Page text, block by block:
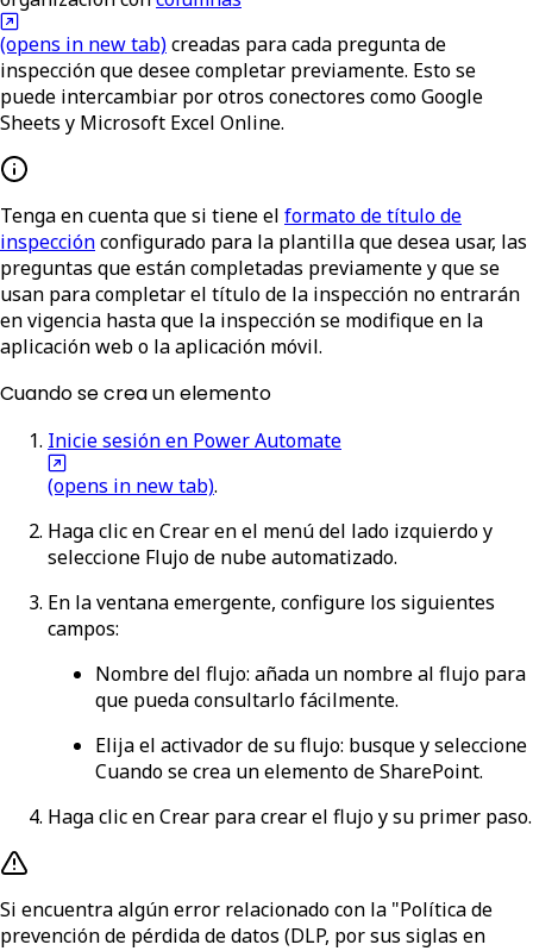
(opens in new tab)creadas para cada pregunta de
inspección que desee completar previamente. Esto se
puede intercambiar por otros conectores como Google
Sheets y Microsoft Excel Online.
Tenga en cuenta que si tiene el formato de título de
inspecciónconfigurado para la plantilla que desea usar, las
preguntas que están completadas previamente y que se
usan para completar el título de la inspección no entrarán
en vigencia hasta que la inspección se modifique en la
aplicación web o la aplicación móvil.
Cuando se crea un elemento
Inicie sesión en Power Automate
(opens in new tab).
Haga clic enCrearen el menú del lado izquierdo y
seleccione Flujo de nube automatizado.
En la ventana emergente, configure los siguientes
campos:
Nombre del flujo: añada un nombre al flujo para
que pueda consultarlo fácilmente.
Elija el activador de su flujo: busque y seleccione
Cuando se crea un elementode SharePoint.
Haga clic enCrear para crear el flujo y su primer paso.
Si encuentra algún error relacionado con la "Política de
prevención de pérdida de datos (DLP, por sus siglas en